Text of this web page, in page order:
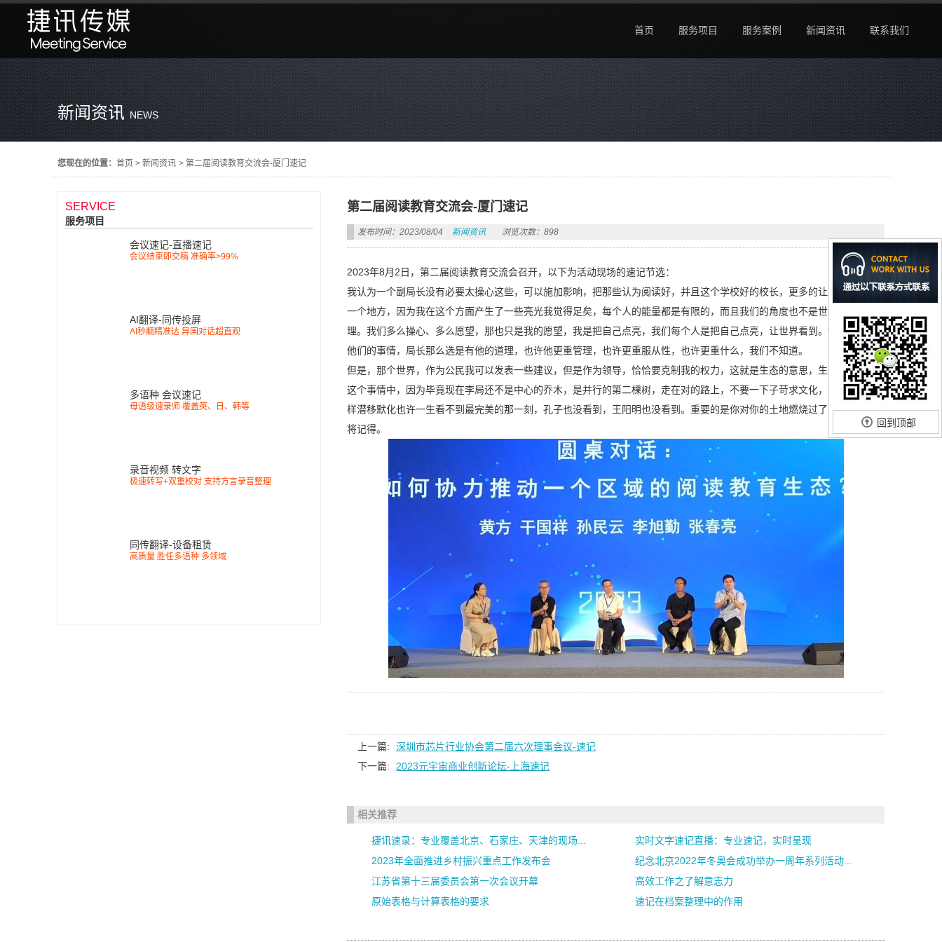
首页 服务项目 服务案例 新闻资讯 联系我们
新闻资讯NEWS
您现在的位置： 首页 > 新闻资讯 > 第二届阅读教育交流会-厦门速记
SERVICE
服务项目
会议速记-直播速记
会议结束即交稿 准确率>99%
AI翻译-同传投屏
AI秒翻精准达 异国对话超直观
多语种 会议速记
母语级速录师 覆盖英、日、韩等
录音视频 转文字
极速转写+双重校对 支持方言录音整理
同传翻译-设备租赁
高质量 胜任多语种 多领域
第二届阅读教育交流会-厦门速记
发布时间：2023/08/04 新闻资讯 浏览次数：898
2023年8月2日，第二届阅读教育交流会召开，以下为活动现场的速记节选：
我认为一个副局长没有必要太操心这些，可以施加影响，把那些认为阅读好，并且这个学校好的校长，更多的让局长看到。
一个地方，因为我在这个方面产生了一些亮光我觉得足矣，每个人的能量都是有限的，而且我们的角度也不是世界的唯一真
理。我们多么操心、多么愿望，那也只是我的愿望，我是把自己点亮，我们每个人是把自己点亮，让世界看到。但是选择是
他们的事情，局长那么选是有他的道理，也许他更重管理，也许更重服从性，也许更重什么，我们不知道。
但是，那个世界，作为公民我可以发表一些建议，但是作为领导，恰恰要克制我的权力，这就是生态的意思，生态是相互，
这个事情中，因为毕竟现在李局还不是中心的乔木，是并行的第二棵树，走在对的路上，不要一下子苛求文化，文化就是这
样潜移默化也许一生看不到最完美的那一刻，孔子也没看到，王阳明也没看到。重要的是你对你的土地燃烧过了，这个土地
将记得。
上一篇:
深圳市芯片行业协会第二届六次理事会议-速记
下一篇:
2023元宇宙商业创新论坛-上海速记
相关推荐
捷讯速录：专业覆盖北京、石家庄、天津的现场...
实时文字速记直播：专业速记，实时呈现
2023年全面推进乡村振兴重点工作发布会
纪念北京2022年冬奥会成功举办一周年系列活动...
江苏省第十三届委员会第一次会议开幕
高效工作之了解意志力
原始表格与计算表格的要求
速记在档案整理中的作用
回到顶部